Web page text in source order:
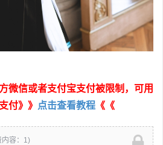
微信或者支付宝支付被限制，可用
付》》 点击查看教程 《《
内容：1)